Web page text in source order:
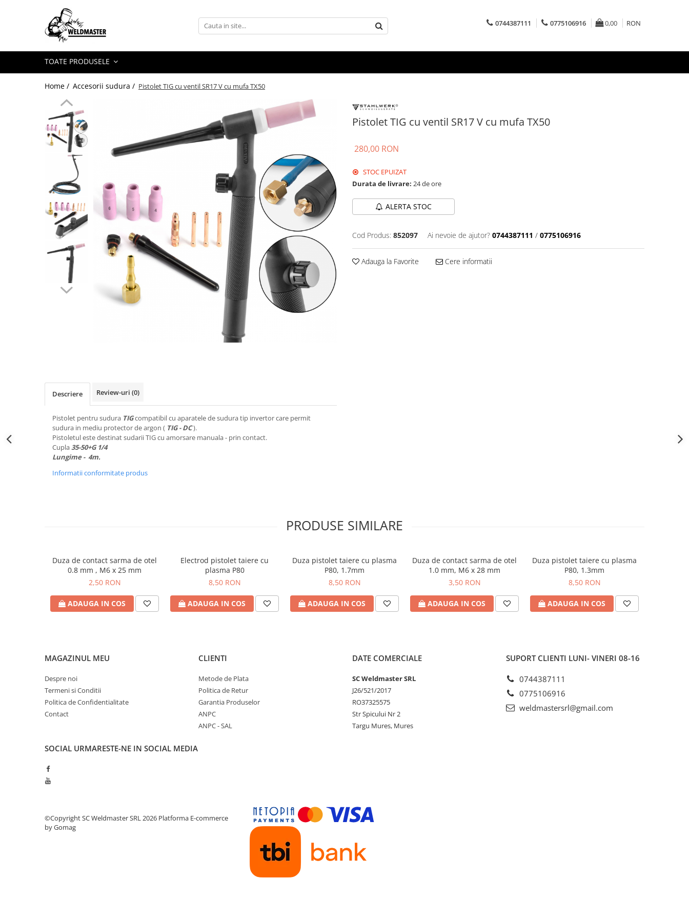
Toate Produsele
Aparate de sudura MIG-MAG
Aparate sudura aluminiu AC/DC
Masti de sudura cu cristale lichide
Accesorii sudura
Accesorii MIG MAG
Accesorii taiere cu plasma
Accesorii TIG/WIG
Consumabile, accesorii laser
Pistolete sudura MIG/MAG
Pistolete sudura TIG/WIG
Aparate de taiere cu plasma
Incalzitoare, sobe cu ulei ars
Piese incalzitoare cu ulei ars MTM
Discuri de polizare finisare
Discuri hibrid de slefuire polizare
Discuri lamelare
Dulapuri scule, carucioare de scule
Echipamente de protectie
Lichide, sprayuri sudura
Baghete sudura WIG (TIG)
Unitati de extragere a fumului
0744387111 0775106916 0,00 RON
TOATE PRODUSELE
Home / Accesorii sudura / Pistolet TIG cu ventil SR17 V cu mufa TX50
Pistolet TIG cu ventil SR17 V cu mufa TX50
280,00 RON
STOC EPUIZAT
Durata de livrare: 24 de ore
ALERTA STOC
Cod Produs: 852097 Ai nevoie de ajutor? 0744387111 / 0775106916
Adauga la Favorite Cere informatii
Descriere Review-uri (0)
Pistolet pentru sudura TIGcompatibil cu aparatele de sudura tip invertor care permit
sudura in mediu protector de argon ( TIG - DC).
Pistoletul este destinat sudarii TIG cu amorsare manuala - prin contact.
Cupla35-50+G 1/4
Lungime - 4m.
Informatii conformitate produs
PRODUSE SIMILARE
Duza de contact sarma de otel
0.8 mm , M6 x 25 mm
2,50 RON
ADAUGA IN COS
Electrod pistolet taiere cu
plasma P80
8,50 RON
ADAUGA IN COS
Duza pistolet taiere cu plasma
P80, 1.7mm
8,50 RON
ADAUGA IN COS
Duza de contact sarma de otel
1.0 mm, M6 x 28 mm
3,50 RON
ADAUGA IN COS
Duza pistolet taiere cu plasma
P80, 1.3mm
8,50 RON
ADAUGA IN COS
MAGAZINUL MEU
Despre noi
Termeni si Conditii
Politica de Confidentialitate
Contact
CLIENTI
Metode de Plata
Politica de Retur
Garantia Produselor
ANPC
ANPC - SAL
DATE COMERCIALE
SC Weldmaster SRL
J26/521/2017
RO37325575
Str Spicului Nr 2
Targu Mures, Mures
SUPORT CLIENTI LUNI- VINERI 08-16
0744387111
0775106916
weldmastersrl@gmail.com
SOCIAL URMARESTE-NE IN SOCIAL MEDIA
©Copyright SC Weldmaster SRL 2026 Platforma E-commerce
by Gomag